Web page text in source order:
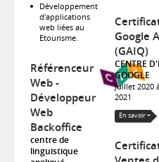
Développement
d'applications
web liées au
Etourisme.
Référenceur
Web -
Développeur
Web
Backoffice
centre de
linguistique
Google
(GAIQ)
CENTRE
GOOGLE
Juillet 2020
2021
En savoir +